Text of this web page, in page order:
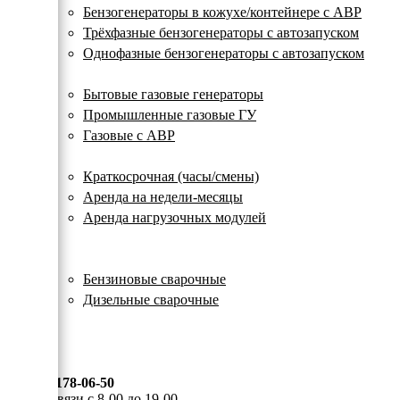
Бензогенераторы в кожухе/контейнере с АВР
Трёхфазные бензогенераторы с автозапуском
Однофазные бензогенераторы с автозапуском
Бытовые газовые генераторы
Промышленные газовые ГУ
Газовые с АВР
Краткосрочная (часы/смены)
Аренда на недели-месяцы
Аренда нагрузочных модулей
Бензиновые сварочные
Дизельные сварочные
8 (495) 178-06-50
с
автозапуском